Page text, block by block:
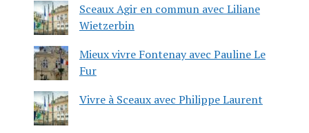
Sceaux Agir en commun avec Liliane
Wietzerbin
Mieux vivre Fontenay avec Pauline Le
Fur
Vivre à Sceaux avec Philippe Laurent